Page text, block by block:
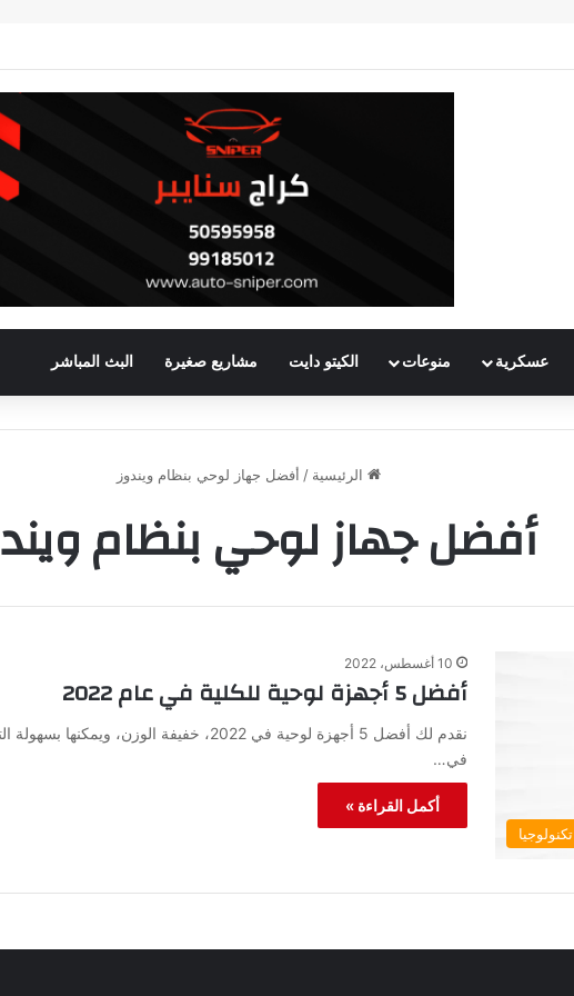
عسكرية منوعات الكيتو دايت مشاريع صغيرة البث المباشر
الرئيسية / أفضل جهاز لوحي بنظام ويندوز
أفضل جهاز لوحي بنظام
تكنولوجيا
10 أغسطس، 2022
أفضل 5 أجهزة لوحية للكلية في عام 2022
نقدم لك أفضل 5 أجهزة لوحية في 2022، خفيفة
في…
أكمل القراءة »